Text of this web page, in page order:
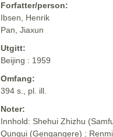
Forfatter/person:
Ibsen, Henrik
Pan, Jiaxun
Utgitt:
Beijing : 1959
Omfang:
394 s., pl. ill.
Noter:
Innhold: Shehui Zhizhu
Qungui (Gengangere) ;